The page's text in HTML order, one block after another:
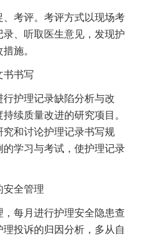
考评。考评方式以现场考
、听取医生意见，发现护
施。
书书写
护理记录缺陷分析与改
续质量改进的研究项目。
和讨论护理记录书写规
学习与考试，使护理记录
安全管理
每月进行护理安全隐患查
投诉的归因分析，多从自